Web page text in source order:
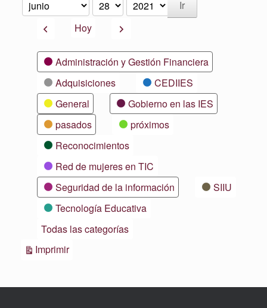
Mes
Día
Año
AnteriorHoy Siguiente
CategoríasAdministración y Gestión Financiera
Adquisiciones
CEDIIES
General
Gobierno en las IES
pasados
próximos
Reconocimientos
Red de mujeres en TIC
Seguridad de la información
SIIU
Tecnología Educativa
Todas las categorías
ImprimirVistas